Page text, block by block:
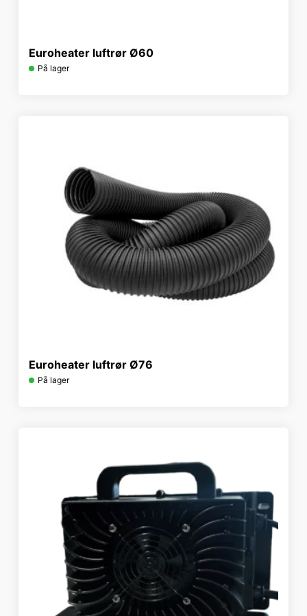
Euroheater luftrør Ø60
På lager
Euroheater luftrør Ø76
På lager